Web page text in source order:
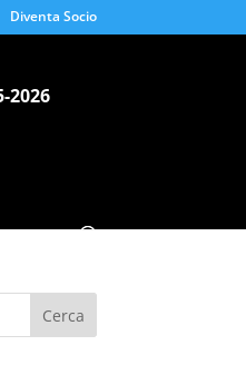
Diventa Socio
2026